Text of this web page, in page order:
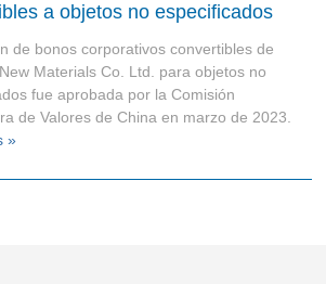
a objetos no especificados
de bonos corporativos convertibles de
Materials Co. Ltd. para objetos no
fue aprobada por la Comisión
de Valores de China en marzo de 2023.
»